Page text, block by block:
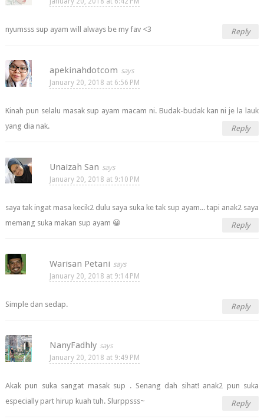
nyumsss sup ayam will always be my fav <3 Reply
apekinahdotcom
January 20, 2018 at 6:56 PM
Kinah pun selalu masak sup ayam macam ni. Budak-budak kan ni je la lauk
yang dia nak.
Reply
Unaizah San
January 20, 2018 at 9:10 PM
saya tak ingat masa kecik2 dulu saya suka ke tak sup ayam... tapi anak2 saya
memang suka makan sup ayam 😀
Reply
Warisan Petani
January 20, 2018 at 9:14 PM
Simple dan sedap. Reply
NanyFadhly
January 20, 2018 at 9:49 PM
Akak pun suka sangat masak sup . Senang dah sihat! anak2 pun suka
especially part hirup kuah tuh. Slurppsss~
Reply